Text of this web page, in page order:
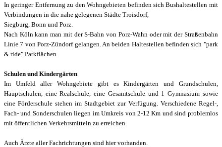
In geringer Entfernung zu den Wohngebieten befinden sichBushaltestellen mit
Verbindungen in die nahe gelegenen Städte Troisdorf,
Siegburg, Bonn und Porz.
Nach Köln kann man mit der S-Bahn von Porz-Wahn odermit der Straßenbahn
Linie 7 von Porz-Zündorf gelangen. An beiden Haltestellen befinden sich "park
& ride" Parkflächen.
Schulen und Kindergärten
Im Umfeld aller Wohngebiete gibt es Kindergärten und Grundschulen,
Hauptschulen, eine Realschule, eine Gesamtschule und 1 Gymnasium sowie
eine Förderschule stehen im Stadtgebiet zur Verfügung. Verschiedene Regel-,
Fach-und Sonderschulenliegen im Umkreis von 2-12 Km und sind problemlos
mit öffentlichen Verkehrsmitteln zu erreichen.
Auch Ärzte aller Fachrichtungen sind hier vorhanden.